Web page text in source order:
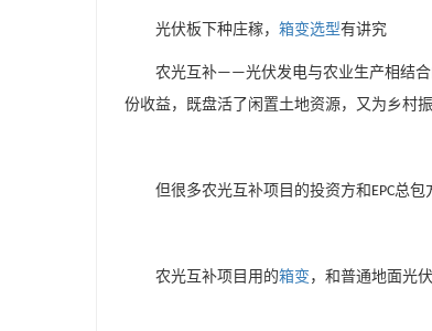
光伏板下种庄稼， 箱变选型有讲究
农光互补——光伏发电与农业生产相结
份收益，既盘活了闲置土地资源，又为乡村
但很多农光互补项目的投资方和 EPC总包
农光互补项目用的箱变 ，和普通地面光